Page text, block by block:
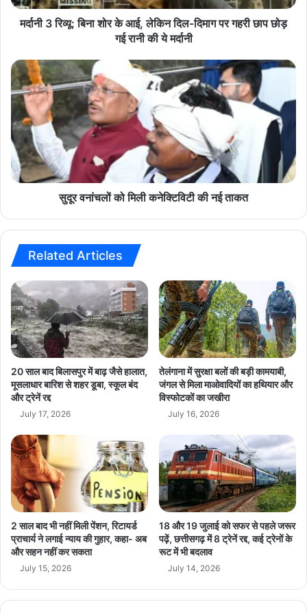
ना
आ
ई
,
कि
न
दि
ल
-
ग
ह
री
छा
प
छो
ड़
ग
ई
रा
ये
म
र्दा
नी
मर्दानी 3 रिव्यू: बिना शोर के आई, लेकिन दिल-दिमाग पर गहरी छाप छोड़
गई रानी की ये मर्दानी
सु
दू
र
नां
च
लों
को
मि
वि
टी
की
न
ई
ता
क
त
सुदूर वनांचलों को मिली कनेक्टिविटी की नई ताकत
Related Articles
20 साल बाद बिलासपुर में बाढ़ जैसे हालात,
मूसलाधार बारिश से शहर डूबा, स्कूल बंद
और ट्रेनें रद्द
July 17, 2026
तेलंगाना में सुरक्षा बलों की बड़ी कामयाबी,
जंगल से मिला माओवादियों का हथियार और
विस्फोटकों का जखीरा
July 16, 2026
2 साल बाद भी नहीं मिली पेंशन, रिटायर्ड
प्राचार्य ने लगाई न्याय की गुहार, कहा- अब
और सहन नहीं कर सकता
July 15, 2026
18 और 19 जुलाई को सफर से पहले जरूर
पढ़ें, छत्तीसगढ़ में 8 ट्रेनें रद्द, कई ट्रेनों के
रूट में भी बदलाव
July 14, 2026